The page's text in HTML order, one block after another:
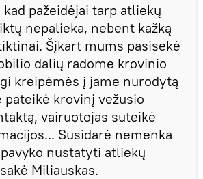
pažeidėjai tarp atliekų
nepalieka, nebent kažką
Šįkart mums pasisekė
dalių radome krovinio
kreipėmės į jame nurodytą
krovinį vežusio
vairuotojas suteikė
Susidarė nemenka
nustatyti atliekų
Miliauskas.